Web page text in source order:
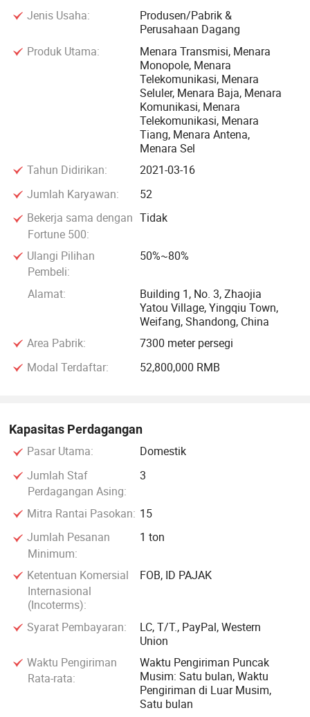
peralatan fabrikasi, perusahaan memiliki kapasitas
produksi tower baja tahunan sebesar 30 ribu ton, dengan
metode pemrosesan dan inspeksi yang dijamin mutu.
Sistem kendali mutu yang komprehensif telah dibangun
dan tetap mengalami peningkatan dalam pengembangan
bertahun-tahun. Memegang teguh konsep pengembangan
dari "Quality First & Technology termotivasi" dan konsep
layanan "keep Better", HTY Power secara aktif melanjutkan
layanan purnajual, menyediakan layanan on-site dan
mengumpulkan umpan balik untuk reaksi tepat waktu,
sehingga memberikan banyak pujian dari klien.
Jenis Usaha:
Produsen/Pabrik &
Perusahaan Dagang
Produk Utama:
Menara Transmisi, Menara
Monopole, Menara
Telekomunikasi, Menara
Seluler, Menara Baja, Menara
Komunikasi, Menara
Telekomunikasi, Menara
Tiang, Menara Antena,
Menara Sel
Tahun Didirikan:
2021-03-16
Jumlah Karyawan:
52
Bekerja sama dengan
Fortune 500:
Tidak
Ulangi Pilihan
Pembeli:
50%~80%
Alamat:
Building 1, No. 3, Zhaojia
Yatou Village, Yingqiu Town,
Weifang, Shandong, China
Area Pabrik:
7300 meter persegi
Modal Terdaftar:
52,800,000 RMB
Kapasitas Perdagangan
Pasar Utama:
Domestik
Jumlah Staf
Perdagangan Asing:
3
Mitra Rantai Pasokan: 15
Jumlah Pesanan
Minimum:
1 ton
Ketentuan Komersial
Internasional
(Incoterms):
FOB, ID PAJAK
Syarat Pembayaran:
LC, T/T., PayPal, Western
Union
Waktu Pengiriman
Rata-rata:
Waktu Pengiriman Puncak
Musim: Satu bulan, Waktu
Pengiriman di Luar Musim,
Satu bulan